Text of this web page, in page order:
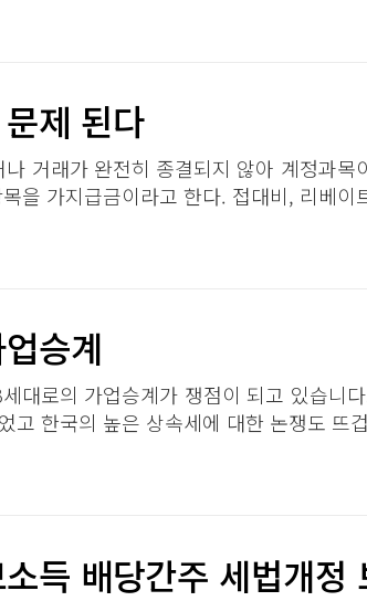
제 된다
거래가 완전히 종결되지 않아 계정과목
을 가지급금이라고 한다. 접대비, 리베이
승계​​
대로의 가업승계가 쟁점이 되고 있습니
고 한국의 높은 상속세에 대한 논쟁도 뜨
득 배당간주 세법개정